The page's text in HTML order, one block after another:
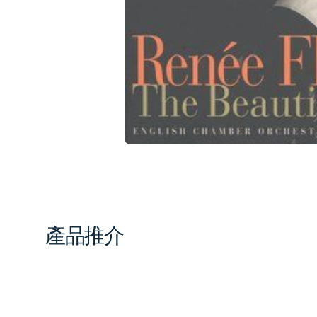
1
in
view
產品推介